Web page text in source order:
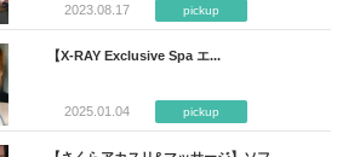
2023.08.17 pickup
【X-RAY Exclusive Spa エ...
2025.01.04 pickup